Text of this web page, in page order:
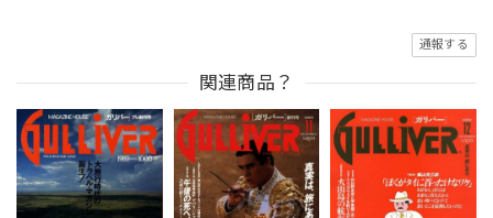
通報する
関連商品？